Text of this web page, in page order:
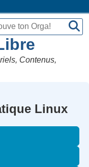
Contenus,
Linux